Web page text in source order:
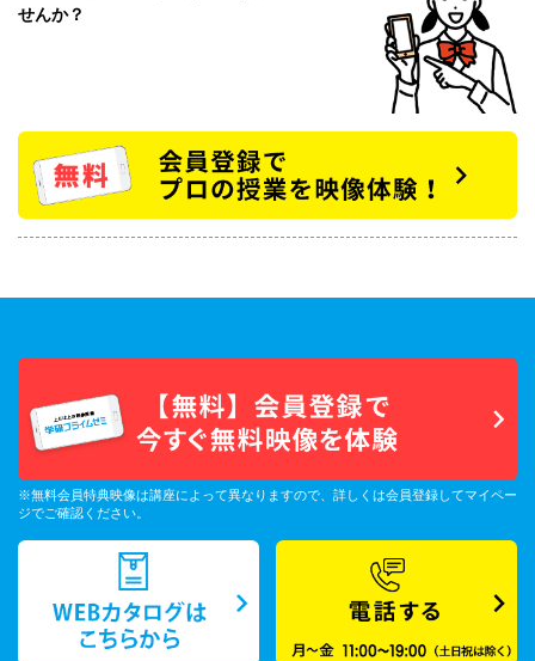
せんか？
※無料会員特典映像は講座によって異なりますので、詳しくは会員登録してマイペー
ジでご確認ください。